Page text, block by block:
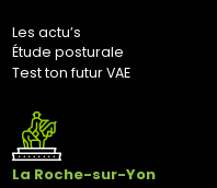
Bernaudeau Cycles
70 rue du Clair Bocage
85000, Mouilleron-Le-Captif
Les actu’s
Étude posturale
Test ton futur VAE
La Roche-sur-Yon